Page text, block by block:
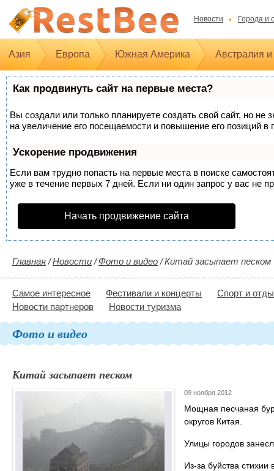
Новости Города и
Азия Европа Южная Америка Австралия
Как продвинуть сайт на первые места?
Вы создали или только планируете создать свой сайт, но
на увеличение его посещаемости и повышение его позиций в
Ускорение продвижения
Если вам трудно попасть на первые места в поиске
уже в течение первых 7 дней. Если ни один запрос у вас не
Начать продвижение сайта
Главная /Новости / Фото и видео /Китай засыпает песком
Самое интересное Фестивали и концерты
Спорт и
Новости партнеров
Новости туризма
Фото и видео
Китай засыпает песком
09 ноября 2012
Мощная песчаная
округов Китая.
Улицы городов
Из-за буйства стихии